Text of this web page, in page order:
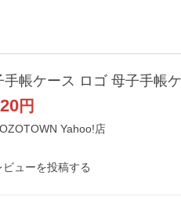
手帳ケース ロゴ 母子手帳
円
Yahoo!店
ビューを投稿する